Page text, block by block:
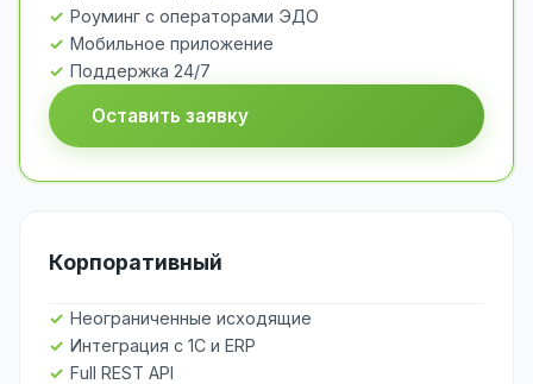
Роуминг с операторами ЭДО
Мобильное приложение
Поддержка 24/7
Оставить заявку
Корпоративный
Неограниченные исходящие
Интеграция с 1С и ERP
Full REST API